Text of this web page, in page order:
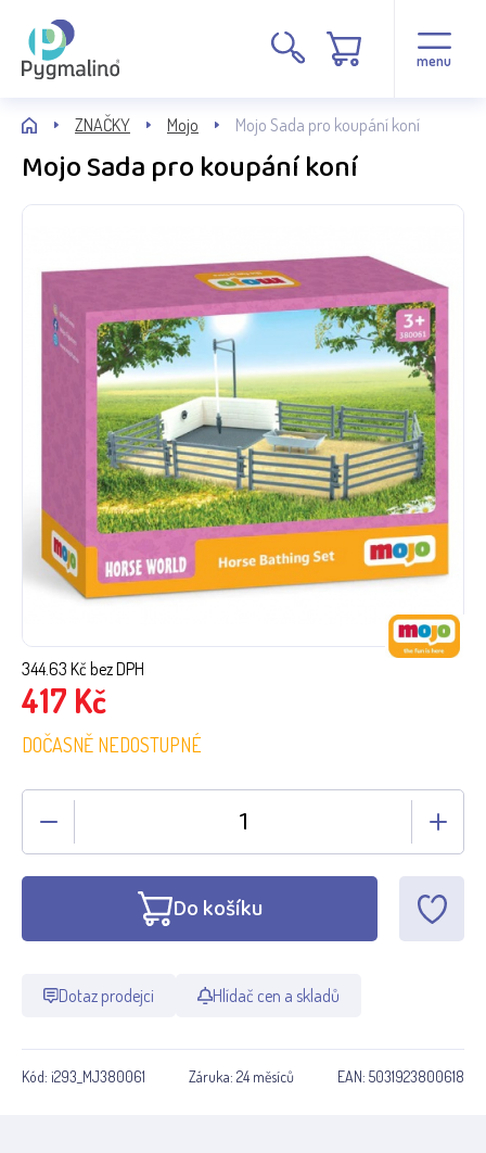
menu
ZNAČKY Mojo Mojo Sada pro koupání koní
Mojo Sada pro koupání koní
344.63 Kč bez DPH
417 Kč
DOČASNĚ NEDOSTUPNÉ
Do košíku
Dotaz prodejci Hlídač cen a skladů
Kód: i293_MJ380061 Záruka: 24 měsíců EAN: 5031923800618